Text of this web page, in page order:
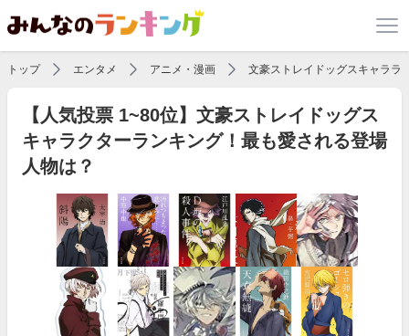
トップ エンタメ アニメ・漫画 文豪ストレイドッグスキャララ
【人気投票 1~80位】文豪ストレイドッグス
キャラクターランキング！最も愛される登場
人物は？